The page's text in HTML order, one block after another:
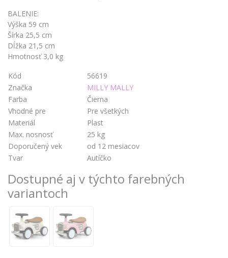
BALENIE:
Výška 59 cm
Šírka 25,5 cm
Dĺžka 21,5 cm
Hmotnosť 3,0 kg
Kód
56619
Značka
MILLY MALLY
Farba
Čierna
Vhodné pre
Pre všetkých
Materiál
Plast
Max. nosnosť
25 kg
Doporučený vek
od 12 mesiacov
Tvar
Autíčko
Dostupné aj v týchto farebných
variantoch